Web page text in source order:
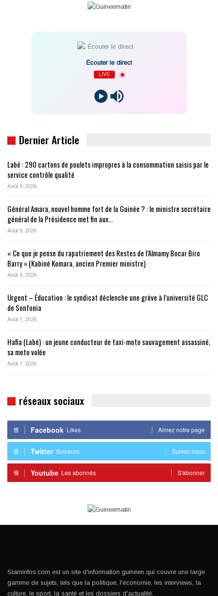
Écouter le direct
LIVE
Dernier Article
Labé : 290 cartons de poulets impropres à la consommation saisis par le
service contrôle qualité
Août 8, 2026
Général Amara, nouvel homme fort de la Guinée ? : le ministre secrétaire
général de la Présidence met fin aux…
Août 8, 2026
« Ce que je pense du rapatriement des Restes de l’Almamy Bocar Biro
Barry » (Kabiné Komara, ancien Premier ministre)
Août 8, 2026
Urgent – Éducation : le syndicat déclenche une grève à l’université GLC
de Sonfonia
Août 7, 2026
Hafia (Labé) : un jeune conducteur de taxi-moto sauvagement assassiné,
sa moto volée
Août 7, 2026
réseaux sociaux
Facebook Likes Aimez notre page
Twitter Suiveurs Suivez-nous
Youtube Les abonnés S'abonner
Siaminfos.com est un site d'information guinéen qui couvre une large
gamme de sujets, tels que la politique, l'économie, les interviews, la
culture, le sport, la santé et les dossiers d'actualité.